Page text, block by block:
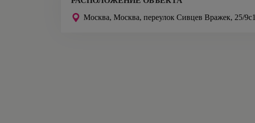
Москва, Москва, переулок Сивцев Вражек, 25/9с1